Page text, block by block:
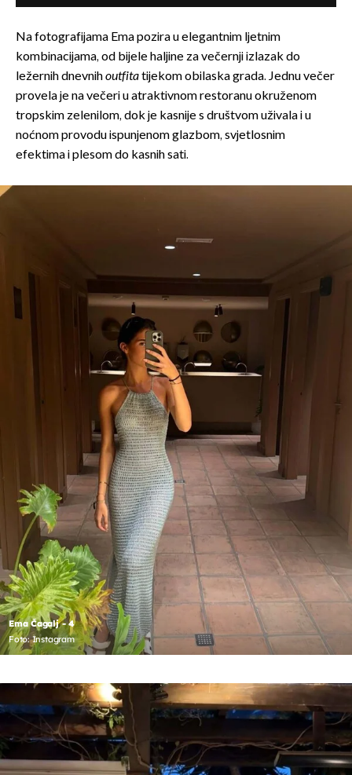
Na fotografijama Ema pozira u elegantnim ljetnim
kombinacijama, od bijele haljine za večernji izlazak do
ležernih dnevnihoutfitatijekom obilaska grada. Jednu večer
provela je na večeri u atraktivnom restoranu okruženom
tropskim zelenilom, dok je kasnije s društvom uživala i u
noćnom provodu ispunjenom glazbom, svjetlosnim
efektima i plesom do kasnih sati.
Ema Čagalj - 4
Foto: Instagram